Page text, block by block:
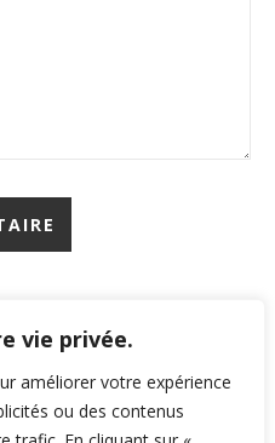
vie privée.
améliorer votre expérience
ou des contenus